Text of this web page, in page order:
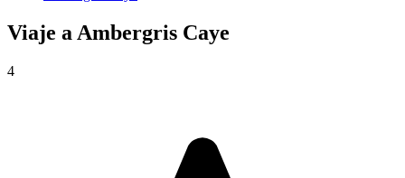
Viaje aAmbergris Caye
4